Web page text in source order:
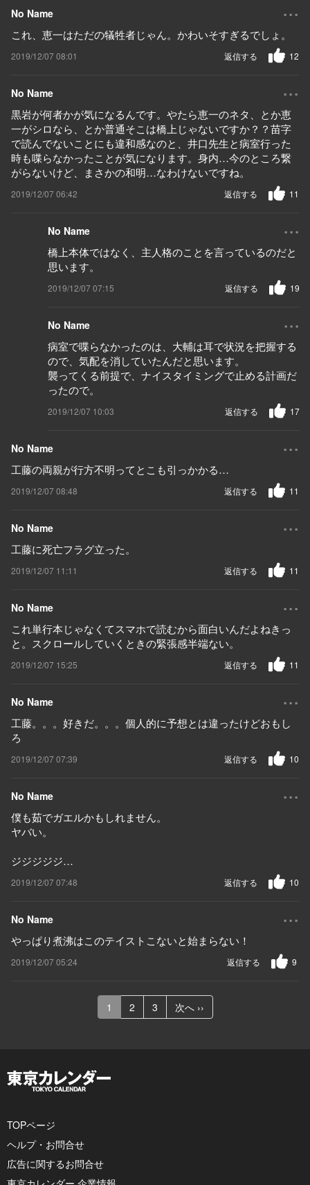
No Name ...
これ、恵一はただの犠牲者じゃん。かわいそすぎるでしょ。
2019/12/07 08:01 12
返信する
No Name ...
黒岩が何者かが気になるんです。やたら恵一のネタ、とか恵
一がシロなら、とか普通そこは橋上じゃないですか？？苗字
で読んでないことにも違和感なのと、井口先生と病室行った
時も喋らなかったことが気になります。身内…今のところ繋
がらないけど、まさかの和明…なわけないですね。
2019/12/07 06:42 11
返信する
No Name ...
橋上本体ではなく、主人格のことを言っているのだと
思います。
2019/12/07 07:15 19
返信する
No Name ...
病室で喋らなかったのは、大輔は耳で状況を把握する
ので、気配を消していたんだと思います。
襲ってくる前提で、ナイスタイミングで止める計画だ
ったので。
2019/12/07 10:03 17
返信する
No Name ...
工藤の両親が行方不明ってとこも引っかかる…
2019/12/07 08:48 11
返信する
No Name ...
工藤に死亡フラグ立った。
2019/12/07 11:11 11
返信する
No Name ...
これ単行本じゃなくてスマホで読むから面白いんだよねきっ
と。スクロールしていくときの緊張感半端ない。
2019/12/07 15:25 11
返信する
No Name ...
工藤。。。好きだ。。。個人的に予想とは違ったけどおもし
ろ
2019/12/07 07:39 10
返信する
No Name ...
僕も茹でガエルかもしれません。
ヤバい。
ジジジジジ…
2019/12/07 07:48 10
返信する
No Name ...
やっぱり煮沸はこのテイストこないと始まらない！
2019/12/07 05:24 9
返信する
1 2 3 次へ ››
TOPページ
ヘルプ・お問合せ
広告に関するお問合せ